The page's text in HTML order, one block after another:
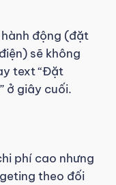
động (đặt
sẽ không
text “Đặt
ở giây cuối.
phí cao nhưng
theo đối